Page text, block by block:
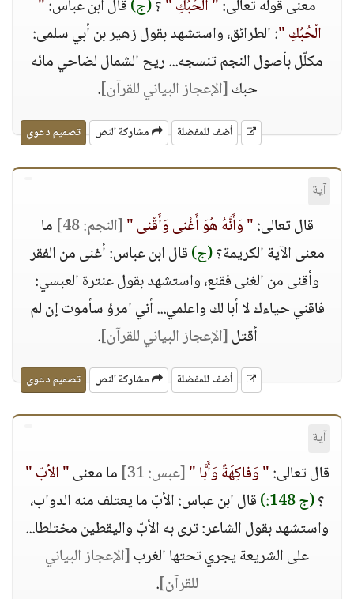
معنى قوله تعالى:" الْحُبُكِ "؟(ج)قال ابن عباس:"
الْحُبُكِ ": الطرائق، واستشهد بقول زهير بن أبي سلمى:
مكلّل بأصول النجم تنسجه... ريح الشمال لضاحي مائه
حبك[الإعجاز البياني للقرآن].
أضف للمفضلة مشاركة النص تصميم دعوي
آية
قال تعالى:" وَأَنَّهُ هُوَ أَغْنى وَأَقْنى "[النجم: 48]
ما
معنى الآية الكريمة؟(ج)قال ابن عباس: أغنى من الفقر
وأقنى من الغنى فقنع، واستشهد بقول عنترة العبسي:
فاقني حياءك لا أبا لك واعلمي... أني امرؤ سأموت إن لم
أقتل[الإعجاز البياني للقرآن].
أضف للمفضلة مشاركة النص تصميم دعوي
آية
قال تعالى:" وَفاكِهَةً وَأَبًّا "[عبس: 31] ما معنى" الأبّ "
؟(ج 148:)
قال ابن عباس: الأبّ ما يعتلف منه الدواب،
واستشهد بقول الشاعر: ترى به الأبّ واليقطين مختلطا...
على الشريعة يجري تحتها الغرب[الإعجاز البياني
للقرآن].